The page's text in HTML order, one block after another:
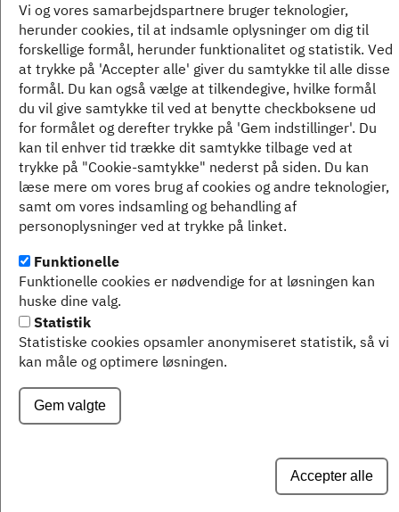
Ja
Nej
Indsend
VORDINGBORG KOMMUNE
4760 Vordingborg
Tlf.: 55 36 36 36
CVR-nr.: 29 18 96 76
KONTAKT OS:
Vi og vores samarbejdspartnere bruger teknologier,
herunder cookies, til at indsamle oplysninger om dig til
forskellige formål, herunder funktionalitet og statistik. Ved
at trykke på 'Accepter alle' giver du samtykke til alle disse
formål. Du kan også vælge at tilkendegive, hvilke formål
du vil give samtykke til ved at benytte checkboksene ud
for formålet og derefter trykke på 'Gem indstillinger'. Du
kan til enhver tid trække dit samtykke tilbage ved at
trykke på "Cookie-samtykke" nederst på siden. Du kan
læse mere om vores brug af cookies og andre teknologier,
samt om vores indsamling og behandling af
personoplysninger ved at trykke på linket.
Funktionelle
Funktionelle cookies er nødvendige for at løsningen kan
huske dine valg.
Statistik
Statistiske cookies opsamler anonymiseret statistik, så vi
kan måle og optimere løsningen.
Gem valgte
Accepter alle